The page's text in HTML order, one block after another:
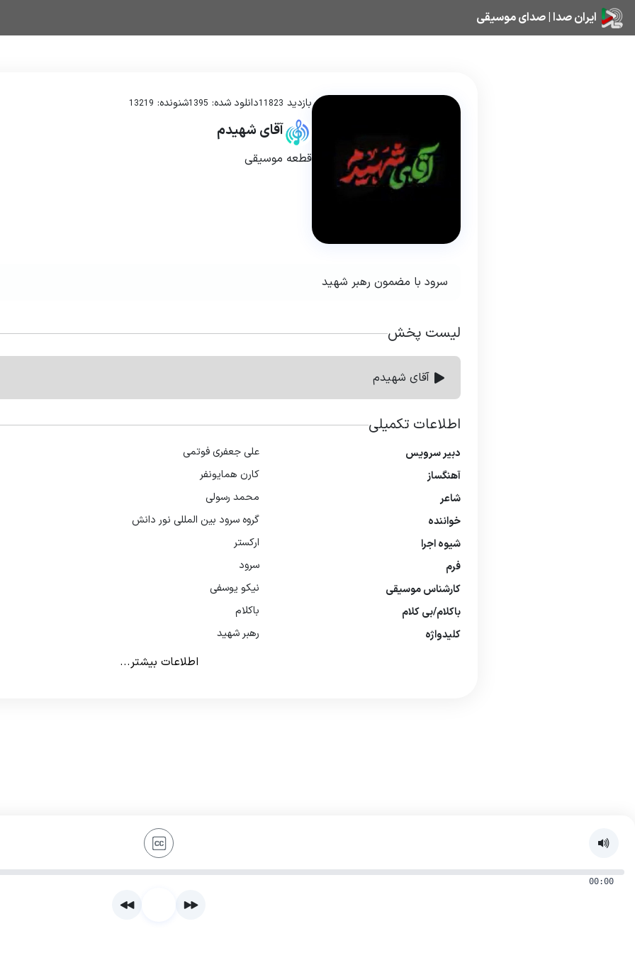
ایران صدا | صدای موسیقی
بازدید 11823دانلود شده: 1395شنونده: 13219
آقای شهیدم
قطعه موسیقی
سرود با مضمون رهبر شهید
لیست پخش
آقای شهیدم
اطلاعات تکمیلی
دبیر سرویس
علی جعفری فوتمی
آهنگساز
کارن همایونفر
شاعر
محمد رسولی
خواننده
گروه سرود بین المللی نور دانش
شیوه اجرا
ارکستر
فرم
سرود
كارشناس موسیقی
نیکو یوسفی
باكلام/بی كلام
باکلام
كلیدواژه
رهبر شهید
اطلاعات بیشتر...
00:00